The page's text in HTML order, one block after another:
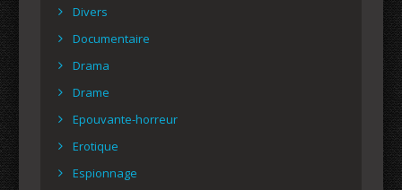
Divers
Documentaire
Drama
Drame
Epouvante-horreur
Erotique
Espionnage